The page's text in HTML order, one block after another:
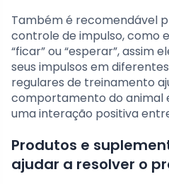
Também é recomendável
controle de impulso, como
“ficar” ou “esperar”, assim
seus impulsos em
regulares de treinamento
comportamento do animal
uma interação positiva
Produtos e
ajudar a resolver o